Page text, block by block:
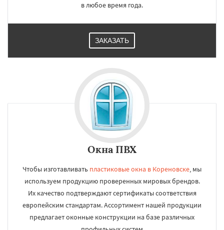
в любое время года.
ЗАКАЗАТЬ
Окна ПВХ
Чтобы изготавливать пластиковые окна в Кореновске, мы
используем продукцию проверенных мировых брендов.
Их качество подтверждают сертификаты соответствия
европейским стандартам. Ассортимент нашей продукции
предлагает оконные конструкции на базе различных